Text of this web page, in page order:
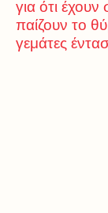
για ότι
παίζουν το
γεμάτες